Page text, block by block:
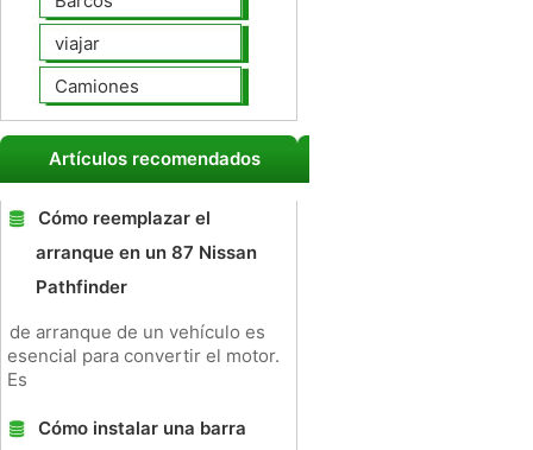
viajar
Camiones
Artículos recomendados
Cómo reemplazar el
arranque en un 87 Nissan
Pathfinder
de arranque de un vehículo es
esencial para convertir el motor.
Es
Cómo instalar una barra